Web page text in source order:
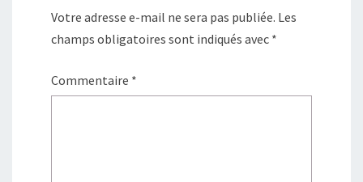
Votre adresse e-mail ne sera pas publiée. Les
champs obligatoires sont indiqués avec *
Commentaire *